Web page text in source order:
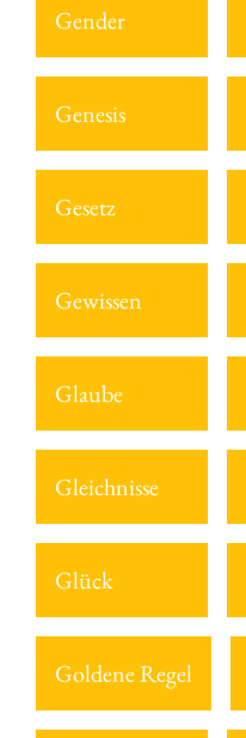
Gender
Genesis
Gesetz
Gewissen
Glaube
Gleichnisse
Glück
Goldene Regel